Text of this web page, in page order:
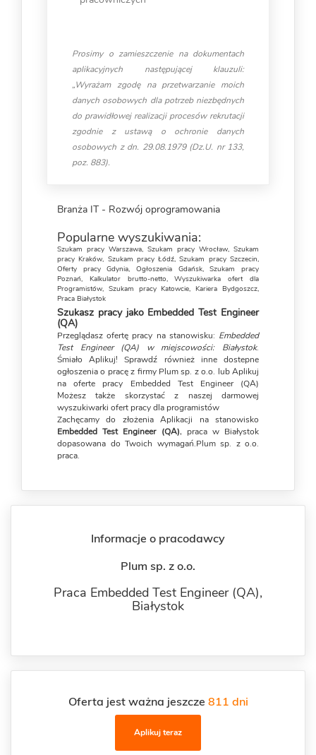
Prosimy o zamieszczenie na dokumentach
aplikacyjnych następującej klauzuli:
„Wyrażam zgodę na przetwarzanie moich
danych osobowych dla potrzeb niezbędnych
do prawidłowej realizacji procesów rekrutacji
zgodnie z ustawą o ochronie danych
osobowych z dn. 29.08.1979 (Dz.U. nr 133,
poz. 883).
Branża IT - Rozwój oprogramowania
Popularne wyszukiwania:
Szukam pracy Warszawa, Szukam pracy Wrocław, Szukam
pracy Kraków, Szukam pracy Łódź,Szukam pracy Szczecin,
Oferty pracy Gdynia,Ogłoszenia Gdańsk,Szukam pracy
Poznań, Kalkulator brutto-netto,Wyszukiwarka ofert dla
Programistów, Szukam pracy Katowcie,Kariera Bydgoszcz,
Praca Białystok
Szukasz pracy jako Embedded Test Engineer
(QA)
Przeglądasz ofertę pracy na stanowisku: Embedded
Test Engineer (QA) w miejscowości: Białystok.
Śmiało Aplikuj! Sprawdź również inne dostepne
ogłoszenia o pracę z firmy Plum sp. z o.o. lub Aplikuj
na oferte pracy Embedded Test Engineer (QA)
Możesz także skorzystać z naszej darmowej
wyszukiwarki ofert pracy dla programistów
Zachęcamy do złożenia Aplikacji na stanowisko
Embedded Test Engineer (QA), praca w Białystok
dopasowana do Twoich wymagań.Plum sp. z o.o.
praca.
Informacje o pracodawcy
Plum sp. z o.o.
Praca Embedded Test Engineer (QA),
Białystok
Oferta jest ważna jeszcze 811 dni
Aplikuj teraz